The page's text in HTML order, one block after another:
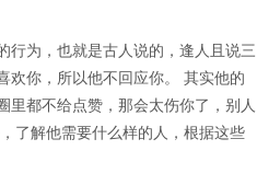
行为，也就是古人说的，逢人且说三
欢你，所以他不回应你。 其实他的
都不给点赞，那会太伤你了，别人
了解他需要什么样的人，根据这些